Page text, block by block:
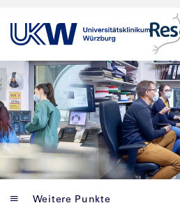
Weitere Punkte